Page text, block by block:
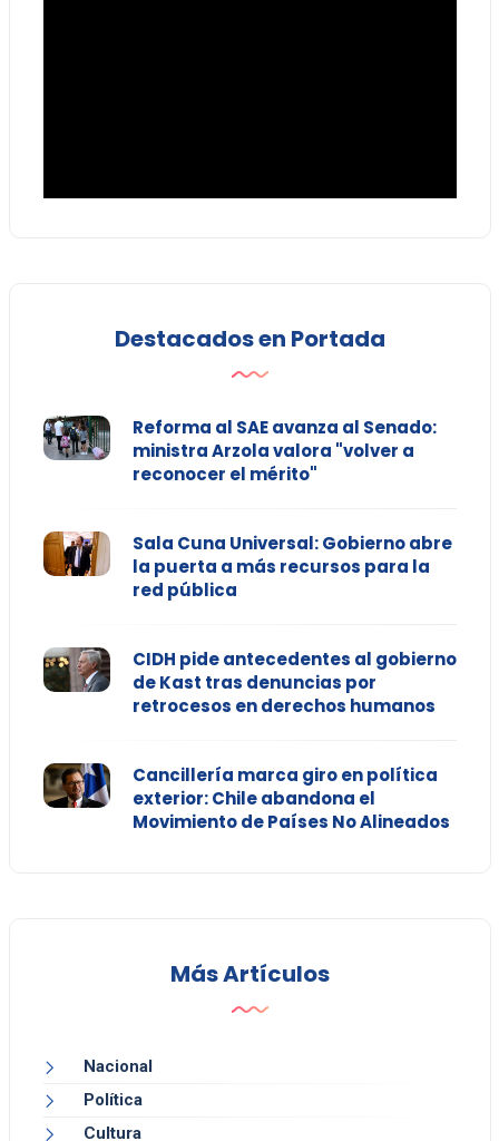
Destacados en Portada
Reforma al SAE avanza al Senado:
ministra Arzola valora "volver a
reconocer el mérito"
Sala Cuna Universal: Gobierno abre
la puerta a más recursos para la
red pública
CIDH pide antecedentes al gobierno
de Kast tras denuncias por
retrocesos en derechos humanos
Cancillería marca giro en política
exterior: Chile abandona el
Movimiento de Países No Alineados
Más Artículos
Nacional
Política
Cultura